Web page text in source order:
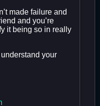
made failure and
and you’re
it being so in really
your